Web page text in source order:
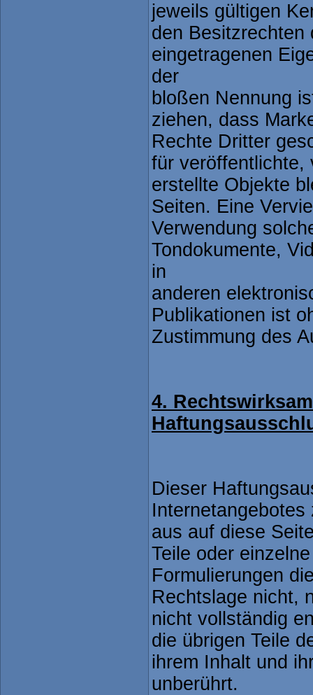
jeweils gültigen
den Besitzrechten
eingetragenen
der
bloßen Nennung
ziehen, dass
Rechte Dritter
für veröffentlichte,
erstellte Objekte
Seiten. Eine
Verwendung
Tondokumente,
in
anderen
Publikationen ist
Zustimmung des
4.
Dieser
aus auf diese
Teile oder einzelne
Formulierungen
Rechtslage nicht,
nicht vollständig
die übrigen Teile
ihrem Inhalt und
unberührt.